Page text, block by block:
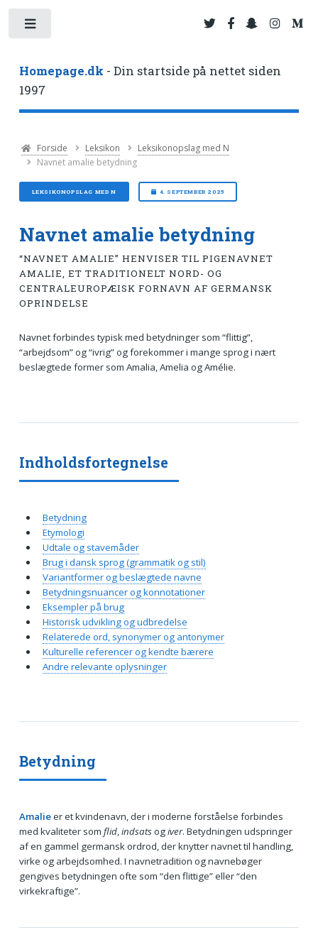
Homepage.dk - Din startside på nettet siden
1997
Forside Leksikon
Leksikonopslag med N
Navnet amalie betydning
LEKSIKONOPSLAG MED N 4. SEPTEMBER 2025
Navnet amalie betydning
“NAVNET AMALIE” HENVISER TIL PIGENAVNET
AMALIE, ET TRADITIONELT NORD- OG
CENTRALEUROPÆISK FORNAVN AF GERMANSK
OPRINDELSE
Navnet forbindes typisk med betydninger som “flittig”,
“arbejdsom” og “ivrig” og forekommer i mange sprog i nært
beslægtede former som Amalia, Amelia og Amélie.
Betydning
Amalieer et kvindenavn, der i moderne forståelse forbindes
med kvaliteter som flid,indsatsogiver. Betydningen udspringer
af en gammel germansk ordrod, der knytter navnet til handling,
virke og arbejdsomhed. I navnetradition og navnebøger
gengives betydningen ofte som “den flittige” eller “den
virkekraftige”.
Indholdsfortegnelse
Betydning
Etymologi
Udtale og stavemåder
Brug i dansk sprog (grammatik og stil)
Variantformer og beslægtede navne
Betydningsnuancer og konnotationer
Eksempler på brug
Historisk udvikling og udbredelse
Relaterede ord, synonymer og antonymer
Kulturelle referencer og kendte bærere
Andre relevante oplysninger